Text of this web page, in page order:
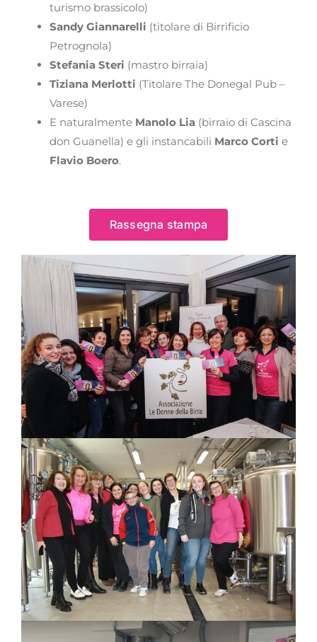
turismo brassicolo)
Sandy Giannarelli (titolare di Birrificio
Petrognola)
Stefania Steri (mastro birraia)
Tiziana Merlotti (Titolare The Donegal Pub –
Varese)
E naturalmente Manolo Lia(birraio di Cascina
don Guanella) e gli instancabili Marco Corti e
Flavio Boero.
Rassegna stampa